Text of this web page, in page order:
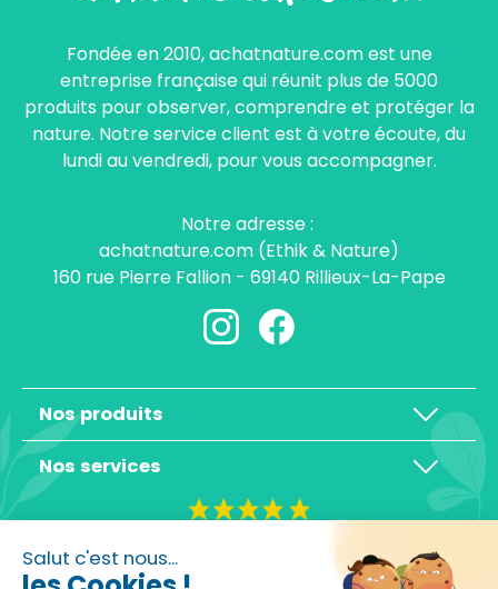
Salut c'est nous...
Fondée en 2010, achatnature.com est une
entreprise française qui réunit plus de 5000
produits pour observer, comprendre et protéger la
nature. Notre service client est à votre écoute, du
lundi au vendredi, pour vous accompagner.
Notre adresse :
achatnature.com (Ethik & Nature)
160 rue Pierre Fallion - 69140 Rillieux-La-Pape
Nos produits
Nos services